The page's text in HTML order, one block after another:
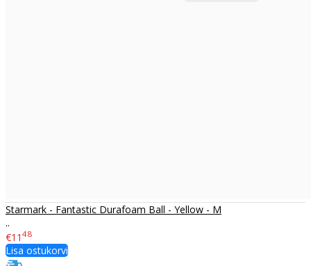
Starmark - Fantastic Durafoam Ball - Yellow - M
..
€11 48
Lisa ostukorvi